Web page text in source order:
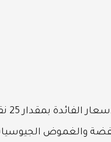
والغموض